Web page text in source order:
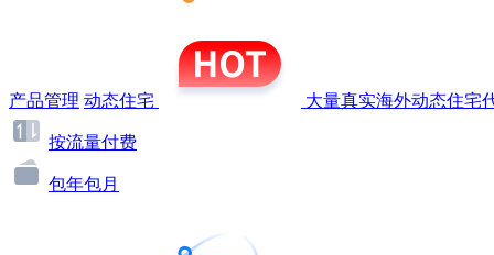
产品管理 动态住宅 大量真实海外动态住宅
按流量付费
包年包月